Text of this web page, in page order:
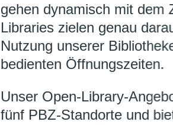
gehen dynamisch mit dem
Libraries zielen genau
Nutzung unserer
bedienten Öffnungszeiten.
Unser Open-Library-
fünf PBZ-Standorte und